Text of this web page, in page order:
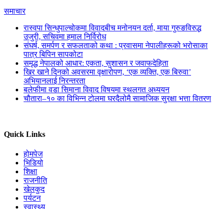
समाचार
रास्वपा सिन्धुपाल्चोकमा विवादबीच मनोनयन दर्ता, माया गुरुङविरुद्ध
उजुरी, सचिवमा हमाल निर्विरोध
संघर्ष, समर्पण र सफलताको कथा : प्रवासमा नेपालीहरूको भरोसाका
पात्र बिपिन सापकोटा
समृद्ध नेपालको आधार: एकता, सुशासन र जवाफदेहिता
खिर खाने दिनको अवसरमा वृक्षारोपण, ‘एक व्यक्ति, एक बिरुवा’
अभियानलाई निरन्तरता
बलेफीमा वडा सिमाना विवाद विषयमा स्थलगत अध्ययन
चौतारा–१० का विभिन्न टोलमा घरदैलोमै सामाजिक सुरक्षा भत्ता वितरण
Quick Links
होमपेज
भिडियो
शिक्षा
राजनीति
खेलकुद
पर्यटन
स्वास्थ्य